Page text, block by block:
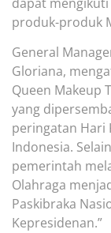
produk-produk
General
Gloriana,
Queen Makeup
yang
peringatan Hari
Indonesia.
pemerintah
Olahraga
Paskibraka
Kepresidenan.”